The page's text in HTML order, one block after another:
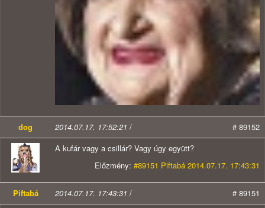
dog 2014.07.17. 17:52:21 /
# 89152
A kufár vagy a csillár? Vagy úgy együtt?
Előzmény: #89151 Piftabá 2014.07.17. 17:43:31
Piftabá 2014.07.17. 17:43:31 /
# 89151